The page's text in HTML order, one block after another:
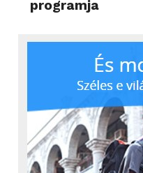
programja